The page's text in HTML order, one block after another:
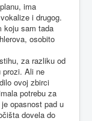
ima
i drugog.
koju sam tada
osobito
za razliku od
prozi. Ali ne
ovoj zbirci
potrebu za
opasnost pad u
dovela do